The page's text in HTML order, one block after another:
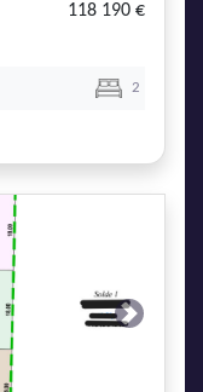
118 190 €
2
Next